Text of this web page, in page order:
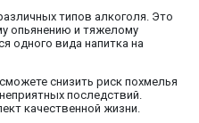
типов алкоголя. Это
опьянению и тяжелому
одного вида напитка на
снизить риск похмелья
последствий.
качественной жизни.